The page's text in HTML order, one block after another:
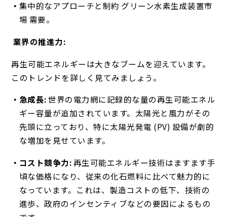
集中的なアプローチと制約 グリーン水素生成装置市
場 需要。
業界の推進力:
再生可能エネルギーは大きなブームを迎えています。
このトレンドを詳しく見てみましょう。
急成長:世界の電力網に記録的な量の再生可能エネル
ギー容量が追加されています。太陽光と風力がその
先頭に立っており、特に太陽光発電 (PV) 設備が劇的
な増加を見せています。
コスト競争力:再生可能エネルギー技術はますます手
頃な価格になり、従来の化石燃料に比べて魅力的に
なっています。これは、製造コストの低下、技術の
進歩、政府のインセンティブなどの要因によるもの